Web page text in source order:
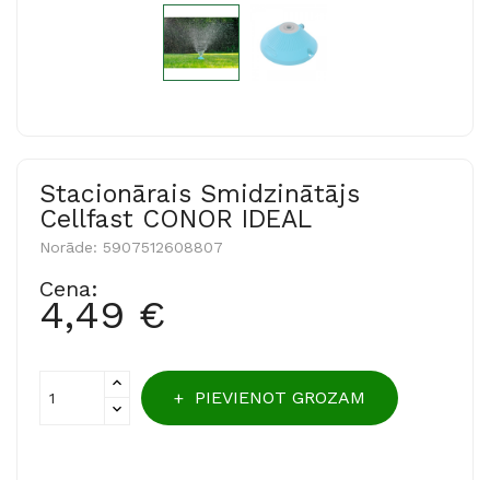
Stacionārais Smidzinātājs
Cellfast CONOR IDEAL
Norāde: 5907512608807
Cena:
4,49 €
PIEVIENOT GROZAM